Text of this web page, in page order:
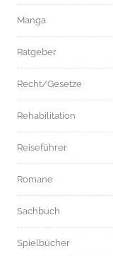
Manga
Ratgeber
Recht/Gesetze
Rehabilitation
Reiseführer
Romane
Sachbuch
Spielbücher